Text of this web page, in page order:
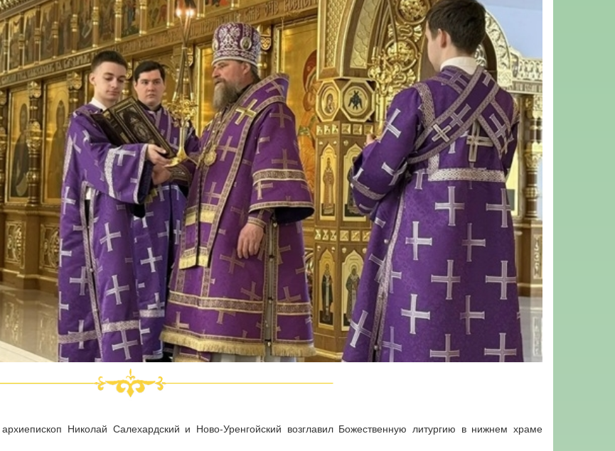
Николай Салехардский и Ново‑Уренгойский возглавил Божественную литургию в нижнем храме